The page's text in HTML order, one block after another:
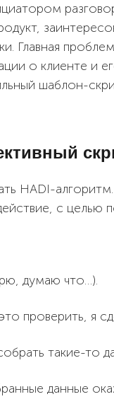
Главная
о клиенте и
шаблон-
HADI-
с целью
думаю что…).
проверить, я
такие-то
данные